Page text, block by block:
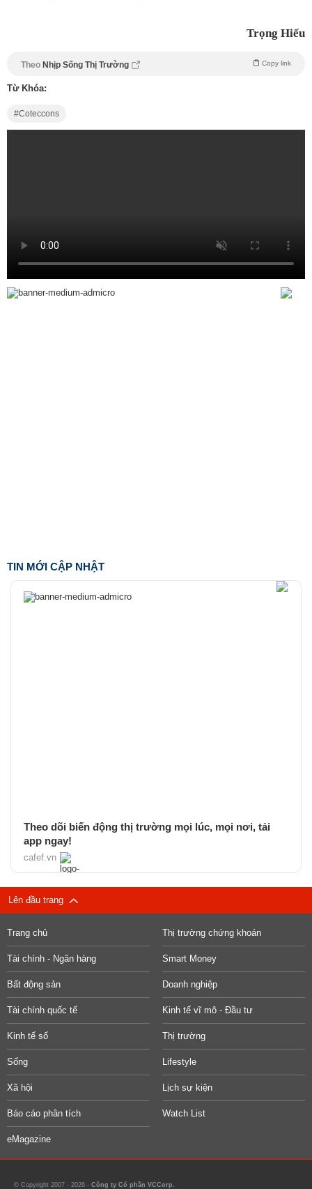
Trọng Hiếu
Theo Nhịp Sống Thị Trường Copy link
Từ Khóa:
Coteccons
TIN MỚI CẬP NHẬT
Theo dõi biến động thị trường mọi lúc, mọi nơi, tải
app ngay!
cafef.vn
Lên đầu trang
Trang chủ Thị trường chứng khoán
Tài chính - Ngân hàng Smart Money
Bất động sản Doanh nghiệp
Tài chính quốc tế Kinh tế vĩ mô - Đầu tư
Kinh tế số Thị trường
Sống Lifestyle
Xã hội Lịch sự kiện
Báo cáo phân tích Watch List
eMagazine
© Copyright 2007 - 2026 - Công ty Cổ phần VCCorp.